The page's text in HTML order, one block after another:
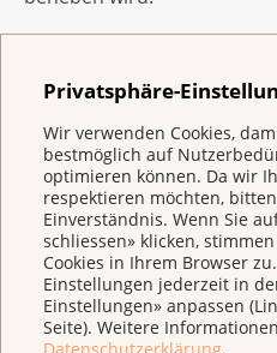
Privatsphäre-
Wir verwenden Cookies,
bestmöglich auf
optimieren können. Da wir
respektieren möchten,
Einverständnis. Wenn Sie
schliessen» klicken,
Cookies in Ihrem Browser
Einstellungen jederzeit in
Einstellungen» anpassen
Seite). Weitere
www.kinderohnetabak.ch
Reto Wiesli
Sekretär Initiativkomitee
und Jugendlichen vor
031 508 36 10,
Sandra Hügli-Jost